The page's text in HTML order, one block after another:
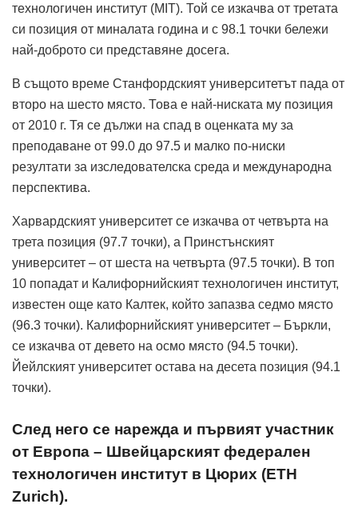
технологичен институт (MIT). Той се изкачва от третата
си позиция от миналата година и с 98.1 точки бележи
най-доброто си представяне досега.
В същото време Станфордският университетът пада от
второ на шесто място. Това е най-ниската му позиция
от 2010 г. Тя се дължи на спад в оценката му за
преподаване от 99.0 до 97.5 и малко по-ниски
резултати за изследователска среда и международна
перспектива.
Харвардският университет се изкачва от четвърта на
трета позиция (97.7 точки), а Принстънският
университет – от шеста на четвърта (97.5 точки). В топ
10 попадат и Калифорнийският технологичен институт,
известен още като Калтек, който запазва седмо място
(96.3 точки). Калифорнийският университет – Бъркли,
се изкачва от девето на осмо място (94.5 точки).
Йейлският университет остава на десета позиция (94.1
точки).
След него се нарежда и първият участник
от Европа – Швейцарският федерален
технологичен институт в Цюрих (ETH
Zurich).